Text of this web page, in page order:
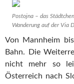
Postojna – das
Wanderung auf der Via
Von Mannheim
Bahn. Die
nicht mehr so
Österreich nach